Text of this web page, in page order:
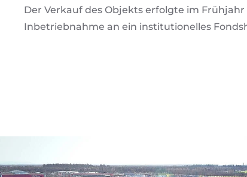
Der Verkauf des Objekts erfolgte im
Inbetriebnahme an ein institutionelles